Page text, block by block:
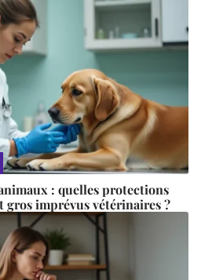
: quelles protections
gros imprévus vétérinaires ?